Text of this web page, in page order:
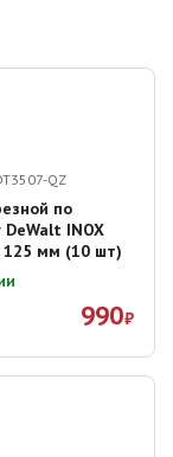
QZ
по
INOX
125 мм (10 шт)
990₽